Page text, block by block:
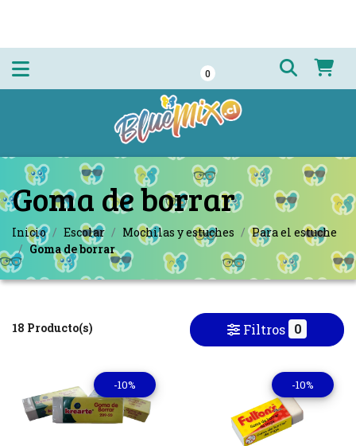
0
Goma de borrar
Inicio Escolar Mochilas y estuches
Para el estuche
Goma de borrar
18 Producto(s) Filtros 0
-10% -10%